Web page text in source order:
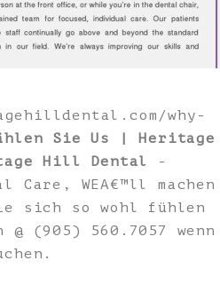
why-
Sie Us | Heritage
Hill Dental
-
WEA€™ll machen
sich so wohl fühlen
(905) 560.7057 wenn